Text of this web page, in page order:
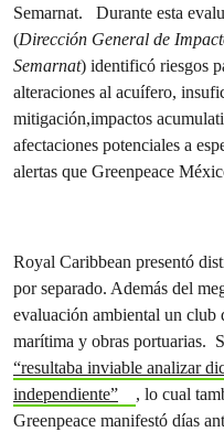
Semarnat. Durante esta
(Dirección General de
Semarnat) identificó riesgos
alteraciones al acuífero,
mitigación,impactos
afectaciones potenciales a
alertas que Greenpeace
Royal Caribbean presentó
por separado. Además del
evaluación ambiental un club
marítima y obras portuarias.
“resultaba inviable analizar
independiente”
, lo cual
Greenpeace manifestó días